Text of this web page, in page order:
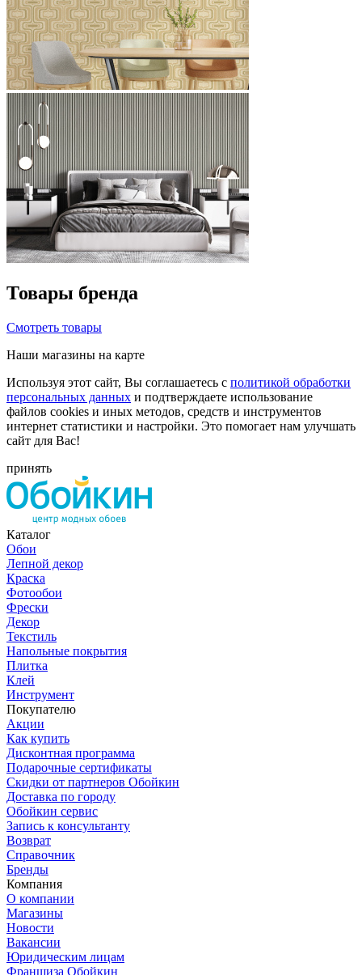
Товары бренда
Смотреть товары
Наши магазины на карте
Используя этот сайт, Вы соглашаетесь с политикой обработки
персональных данных и подтверждаете использование
файлов cookies и иных методов, средств и инструментов
интернет статистики и настройки. Это помогает нам улучшать
сайт для Вас!
принять
Каталог
Обои
Лепной декор
Краска
Фотообои
Фрески
Декор
Текстиль
Напольные покрытия
Плитка
Клей
Инструмент
Покупателю
Акции
Как купить
Дисконтная программа
Подарочные сертификаты
Скидки от партнеров Обойкин
Доставка по городу
Обойкин сервис
Запись к консультанту
Возврат
Справочник
Бренды
Компания
О компании
Магазины
Новости
Вакансии
Юридическим лицам
Франшиза Обойкин